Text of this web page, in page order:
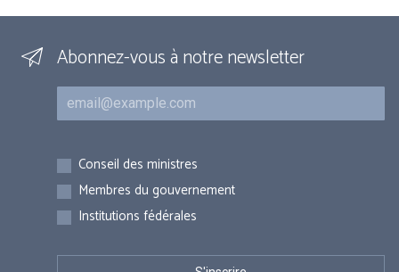
Abonnez-vous à notre newsletter
Courriel
Inscriptions
Conseil des ministres
Membres du gouvernement
Institutions fédérales